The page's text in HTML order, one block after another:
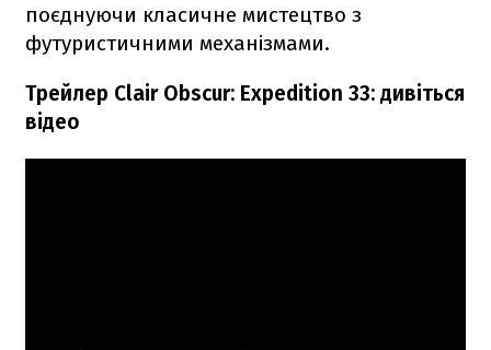
поєднуючи класичне мистецтво з
футуристичними механізмами.
Трейлер Clair Obscur: Expedition 33: дивіться
відео